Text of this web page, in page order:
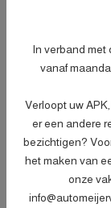
-
-
-
- Auto
- 3
-
Meer
In verband met
vanaf
Verloopt uw
er een andere
bezichtigen?
het maken van
onze